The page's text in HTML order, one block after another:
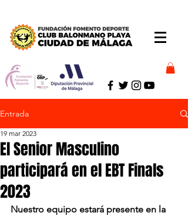
Entrada
El Senior Masculino
participará en el EBT Finals
2023
19 mar 2023
Nuestro equipo estará presente en la